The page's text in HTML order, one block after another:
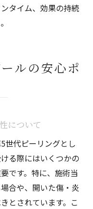
タイム、効果の持続
ルの安心ポ
について
世代ピーリングとし
る際にはいくつかの
です。特に、施術当
合や、開いた傷・炎
とされています。こ